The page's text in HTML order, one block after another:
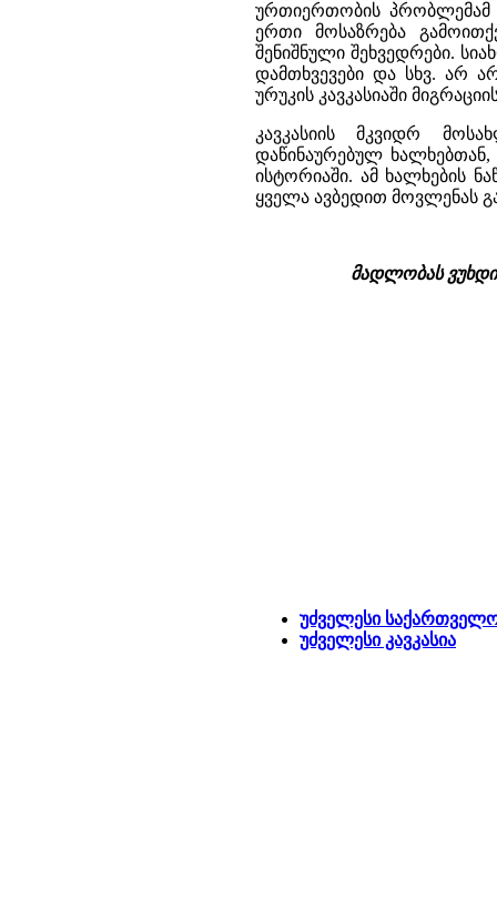
ურთიერთობის პრობლემამ
ერთი მოსაზრება
შენიშნული შეხვედრები.
დამთხვევები და სხვ. არ
ურუკის კავკასიაში
კავკასიის მკვიდრ
დაწინაურებულ
ისტორიაში. ამ ხალხების
ყველა ავბედით მოვლენას
მადლობას
უძველესი
უძველესი კავკასია